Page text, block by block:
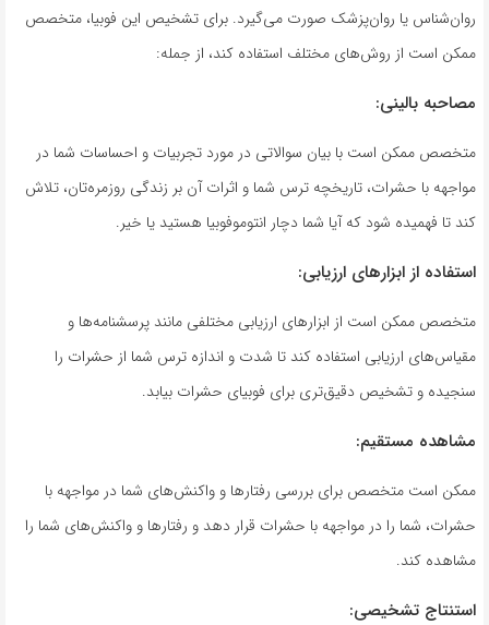
روان‌شناس یا روان‌پزشک صورت می‌گیرد. برای تشخیص این فوبیا، متخصص
ممکن است از روش‌های مختلف استفاده کند، از جمله:
مصاحبه بالینی:
متخصص ممکن است با بیان سوالاتی در مورد تجربیات و احساسات شما در
مواجهه با حشرات، تاریخچه ترس شما و اثرات آن بر زندگی روزمره‌تان، تلاش
کند تا فهمیده شود که آیا شما دچار انتوموفوبیا هستید یا خیر.
استفاده از ابزارهای ارزیابی:
متخصص ممکن است از ابزارهای ارزیابی مختلفی مانند پرسشنامه‌ها و
مقیاس‌های ارزیابی استفاده کند تا شدت و اندازه ترس شما از حشرات را
سنجیده و تشخیص دقیق‌تری برای فوبیای حشرات بیابد.
مشاهده مستقیم:
ممکن است متخصص برای بررسی رفتارها و واکنش‌های شما در مواجهه با
حشرات، شما را در مواجهه با حشرات قرار دهد و رفتارها و واکنش‌های شما را
مشاهده کند.
استنتاج تشخیصی: